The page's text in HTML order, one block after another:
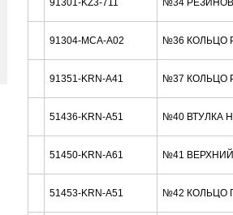
91301-KZ3-711 №34
91304-MCA-A02 №36 КОЛЬЦО
91351-KRN-A41 №37 КОЛЬЦО
51436-KRN-A51 №40 ВТУЛКА
51450-KRN-A61 №41 ВЕРХНИЙ
51453-KRN-A51 №42 КОЛЬЦО